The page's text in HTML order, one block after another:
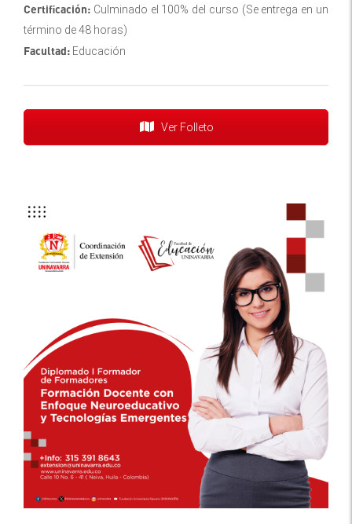
Certificación: Culminado el 100% del curso (Se entrega en un
término de 48 horas)
Facultad: Educación
Ver Folleto